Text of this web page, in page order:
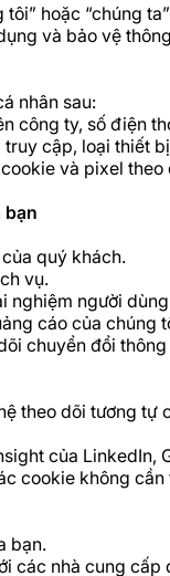
tôi” hoặc “chúng
và bảo vệ
nhân sau:
công ty, số điện
cập, loại thiết
và pixel
bạn
quý khách.
vụ.
nghiệm người
cáo của chúng
chuyển đổi
theo dõi tương tự
của LinkedIn,
cookie không
bạn.
các nhà cung